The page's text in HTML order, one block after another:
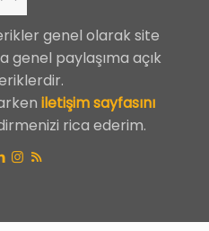
genel olarak site
genel paylaşıma açık
iletişim sayfasını
rica ederim.